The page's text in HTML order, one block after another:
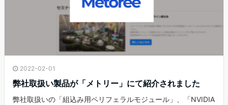
2022-02-01
弊社取扱い製品が「メトリー」にて紹介されました
弊社取扱いの「組込み用ペリフェラルモジュール」、「NVIDIA